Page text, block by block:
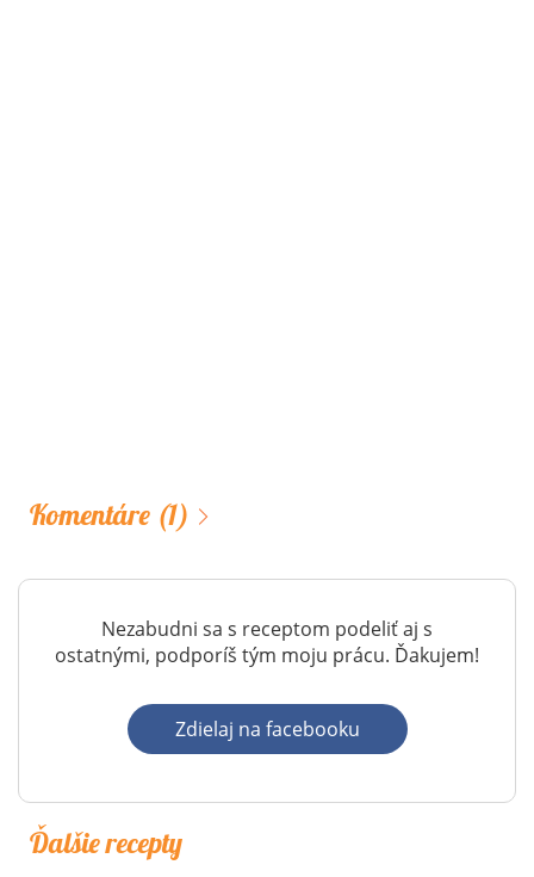
Komentáre (1)
Nezabudni sa s receptom podeliť aj s
ostatnými, podporíš tým moju prácu. Ďakujem!
Zdielaj na facebooku
Ďalšie recepty